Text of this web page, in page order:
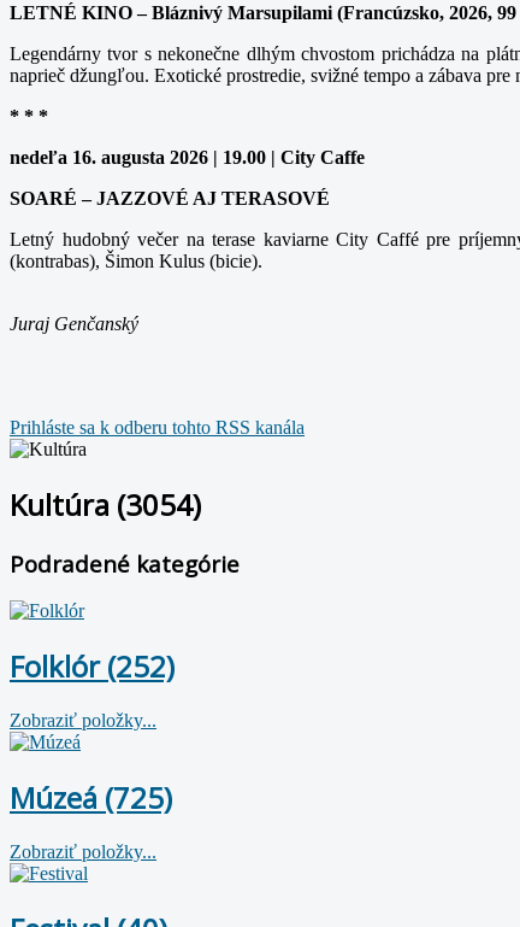
LETNÉ KINO – Bláznivý Marsupilami (Francúzsko, 2026,
Legendárny tvor s nekonečne dlhým chvostom prichádza na
naprieč džungľou. Exotické prostredie, svižné tempo a zábava
* * *
nedeľa 16. augusta 2026 | 19.00 | City Caffe
SOARÉ – JAZZOVÉ AJ TERASOVÉ
Letný hudobný večer na terase kaviarne City Caffé pre
(kontrabas), Šimon Kulus (bicie).
Juraj Genčanský
Prihláste sa k odberu tohto RSS kanála
Kultúra (3054)
Podradené kategórie
Folklór (252)
Zobraziť položky...
Múzeá (725)
Zobraziť položky...